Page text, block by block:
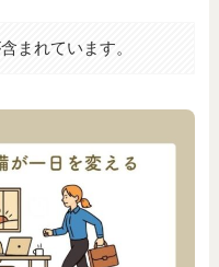
まれています。